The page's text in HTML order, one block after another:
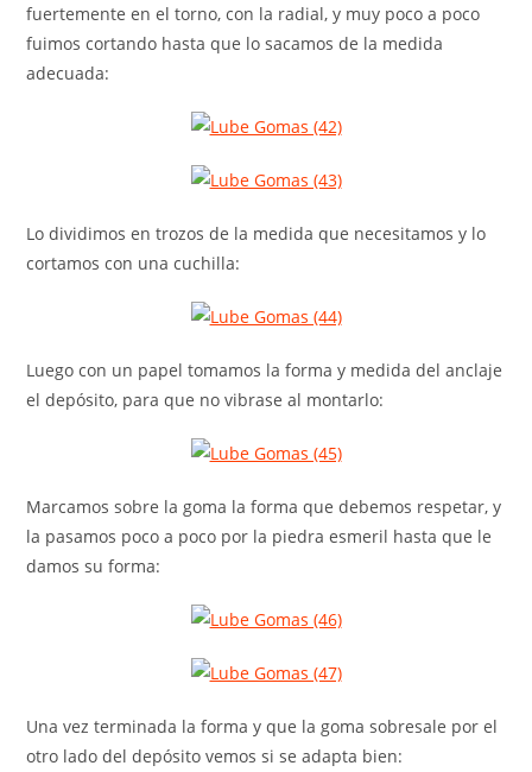
fuertemente en el torno, con la radial, y muy poco a poco
fuimos cortando hasta que lo sacamos de la medida
adecuada:
Lo dividimos en trozos de la medida que necesitamos y lo
cortamos con una cuchilla:
Luego con un papel tomamos la forma y medida del anclaje
el depósito, para que no vibrase al montarlo:
Marcamos sobre la goma la forma que debemos respetar, y
la pasamos poco a poco por la piedra esmeril hasta que le
damos su forma:
Una vez terminada la forma y que la goma sobresale por el
otro lado del depósito vemos si se adapta bien: